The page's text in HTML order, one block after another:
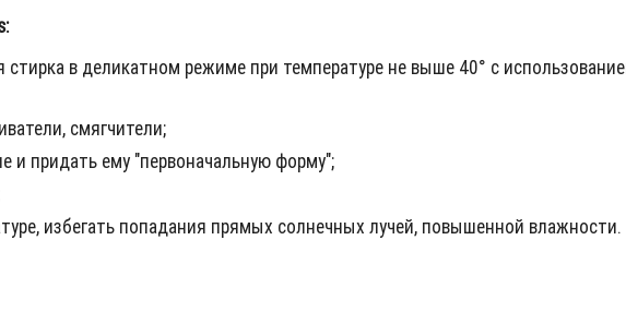
в деликатном режиме при температуре не выше 40° с
смягчители;
и придать ему "первоначальную форму";
избегать попадания прямых солнечных лучей, повышенной влажности.